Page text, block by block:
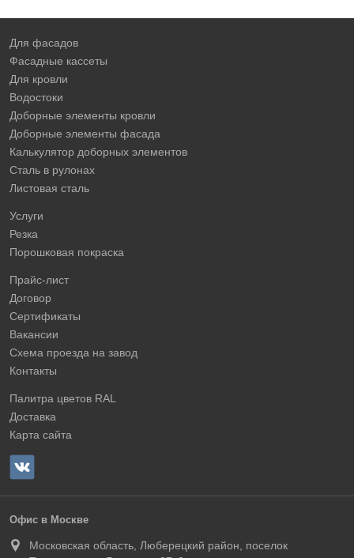
Для фасадов
Фасадные кассеты
Для кровли
Водостоки
Доборные элементы кровли
Доборные элементы фасада
Калькулятор доборных элементов
Сталь в рулонах
Листовая сталь
Услуги
Резка
Порошковая покраска
Прайс-лист
Договор
Сертификаты
Вакансии
Схема проезда на завод
Контакты
Палитра цветов RAL
Доставка
Карта сайта
Офис в Москве
Московская область, Люберецкий район, поселок